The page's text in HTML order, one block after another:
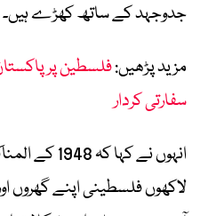
جدوجہد کے ساتھ کھڑے ہیں۔
مزید پڑھیں:فلسطین پر
سفارتی کردار
انہوں نے
لاکھوں فلسطینی اپنے گھروں